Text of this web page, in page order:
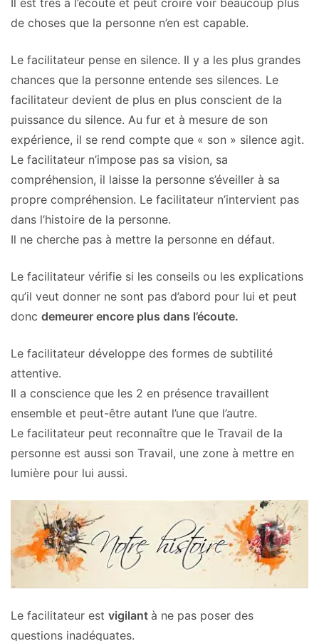
Il est très à l’écoute et peut croire voir beaucoup plus
de choses que la personne n’en est capable.
Le facilitateur pense en silence. Il y a les plus grandes
chances que la personne entende ses silences. Le
facilitateur devient de plus en plus conscient de la
puissance du silence. Au fur et à mesure de son
expérience, il se rend compte que « son » silence agit.
Le facilitateur n’impose pas sa vision, sa
compréhension, il laisse la personne s’éveiller à sa
propre compréhension. Le facilitateur n’intervient pas
dans l’histoire de la personne.
Il ne cherche pas à mettre la personne en défaut.
Le facilitateur vérifie si les conseils ou les explications
qu’il veut donner ne sont pas d’abord pour lui et peut
donc demeurer encore plus dans l’écoute.
Le facilitateur développe des formes de subtilité
attentive.
Il a conscience que les 2 en présence travaillent
ensemble et peut-être autant l’une que l’autre.
Le facilitateur peut reconnaître que le Travail de la
personne est aussi son Travail, une zone à mettre en
lumière pour lui aussi.
Le facilitateur est vigilant à ne pas poser des
questions inadéquates.